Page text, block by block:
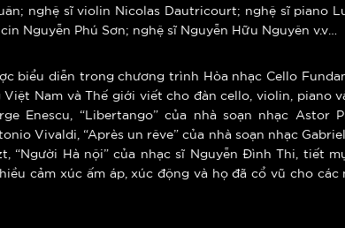
nghệ sĩ violin Nicolas Dautricourt; nghệ sĩ piano
Nguyễn Phú Sơn; nghệ sĩ Nguyễn Hữu Nguyên v.v…
biểu diễn trong chương trình Hòa nhạc Cello
Nam và Thế giới viết cho đàn cello, violin, piano
Enescu, “Libertango” của nhà soạn nhạc Astor
Vivaldi, “Après un rêve” của nhà soạn nhạc
“Người Hà nội” của nhạc sĩ Nguyễn Đình Thi, tiết
cảm xúc ấm áp, xúc động và họ đã cổ vũ cho